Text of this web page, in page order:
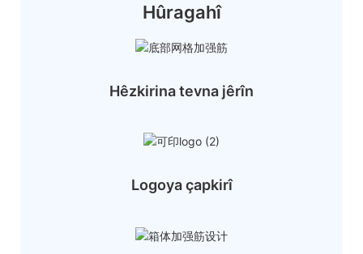
Hûragahî
Hêzkirina tevna jêrîn
Logoya çapkirî